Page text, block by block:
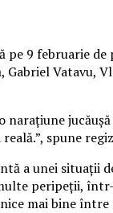
pe 9 februarie de
Vatavu,
spune
a unei
peripeții,
mai bine între